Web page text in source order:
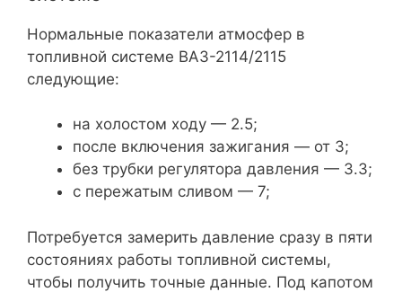
Нормальные показатели атмосфер в
топливной системе ВАЗ-2114/2115
следующие:
на холостом ходу — 2.5;
после включения зажигания — от 3;
без трубки регулятора давления — 3.3;
с пережатым сливом — 7;
Потребуется замерить давление сразу в пяти
состояниях работы топливной системы,
чтобы получить точные данные. Под капотом